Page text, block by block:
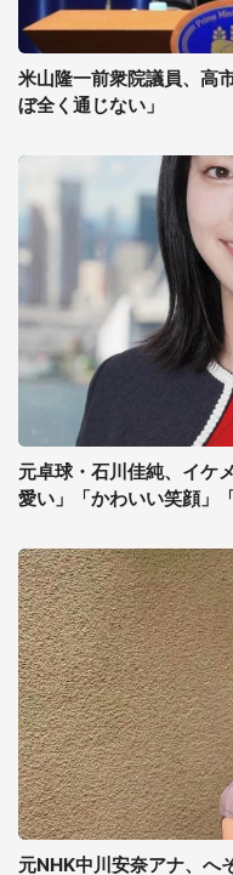
米山隆一前衆院議員、高
ぼ全く通じない」
元卓球・石川佳純、イケ
愛い」「かわいい笑顔」
元NHK中川安奈アナ、へ